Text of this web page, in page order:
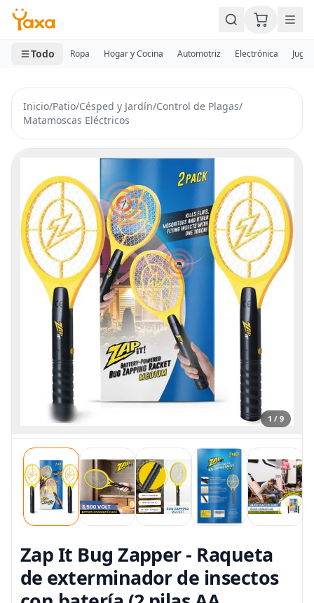
MINI CARRITO
0 productos
Todo Ropa Hogar y Cocina Automotriz Electrónica
Inicio/Patio/Césped y Jardín/Control de Plagas/
Matamoscas Eléctricos
1 / 9
Zap It Bug Zapper - Raqueta
de exterminador de insectos